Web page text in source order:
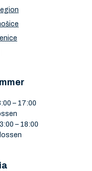
– 17:00
– 18:00